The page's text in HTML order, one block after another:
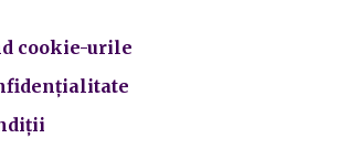
cookie-urile